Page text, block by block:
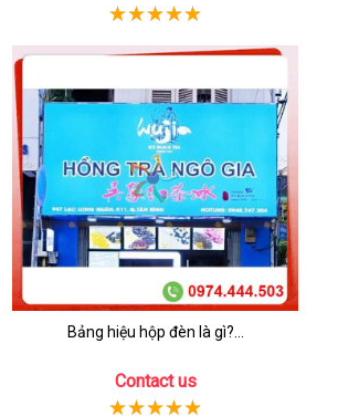
Bảng hiệu hộp đèn là gì?...
Contact us